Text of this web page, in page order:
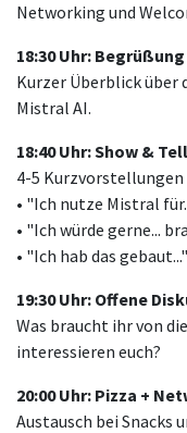
Networking und
18:30 Uhr:
Kurzer Überblick über
Mistral AI.
18:40 Uhr: Show & Tell
4-5 Kurzvorstellungen
• "Ich nutze Mistral
• "Ich würde gerne...
• "Ich hab das gebaut..."
19:30 Uhr: Offene
Was braucht ihr von
interessieren euch?
20:00 Uhr: Pizza +
Austausch bei Snacks